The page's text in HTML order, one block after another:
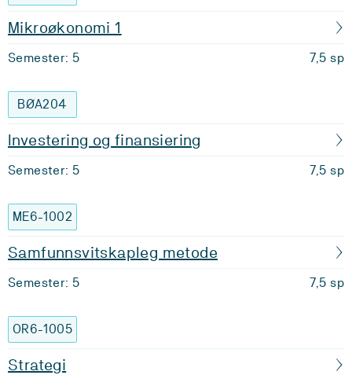
Mikroøkonomi 1
Semester: 5 7,5 sp
BØA204
Investering og finansiering
Semester: 5 7,5 sp
ME6-1002
Samfunnsvitskapleg metode
Semester: 5 7,5 sp
OR6-1005
Strategi